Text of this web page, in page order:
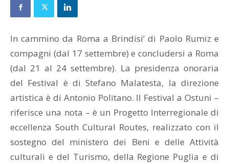
In cammino da Roma a Brindisi’ di Paolo Rumiz e
compagni (dal 17 settembre) e concludersi a Roma
(dal 21 al 24 settembre). La presidenza onoraria
del Festival è di Stefano Malatesta, la direzione
artistica è di Antonio Politano. Il Festival a Ostuni –
riferisce una nota – è un Progetto Interregionale di
eccellenza South Cultural Routes, realizzato con il
sostegno del ministero dei Beni e delle Attività
culturali e del Turismo, della Regione Puglia e di